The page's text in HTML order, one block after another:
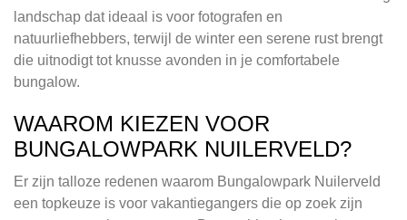
landschap dat ideaal is voor fotografen en
natuurliefhebbers, terwijl de winter een serene rust brengt
die uitnodigt tot knusse avonden in je comfortabele
bungalow.
WAAROM KIEZEN VOOR
BUNGALOWPARK NUILERVELD?
Er zijn talloze redenen waarom Bungalowpark Nuilerveld
een topkeuze is voor vakantiegangers die op zoek zijn